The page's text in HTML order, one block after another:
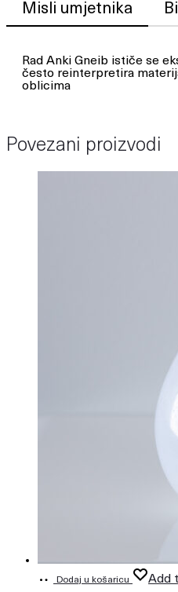
Misli umjetnika
Rad Anki Gneib ističe se
često reinterpretira
oblicima
Povezani proizvodi
Dodaj u košaricu Add